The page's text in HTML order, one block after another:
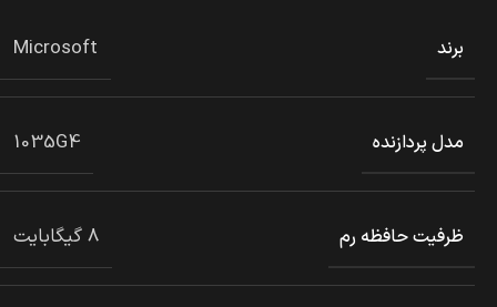
برند Microsoft
مدل پردازنده 1035G4
ظرفیت حافظه رم 8 گیگابایت